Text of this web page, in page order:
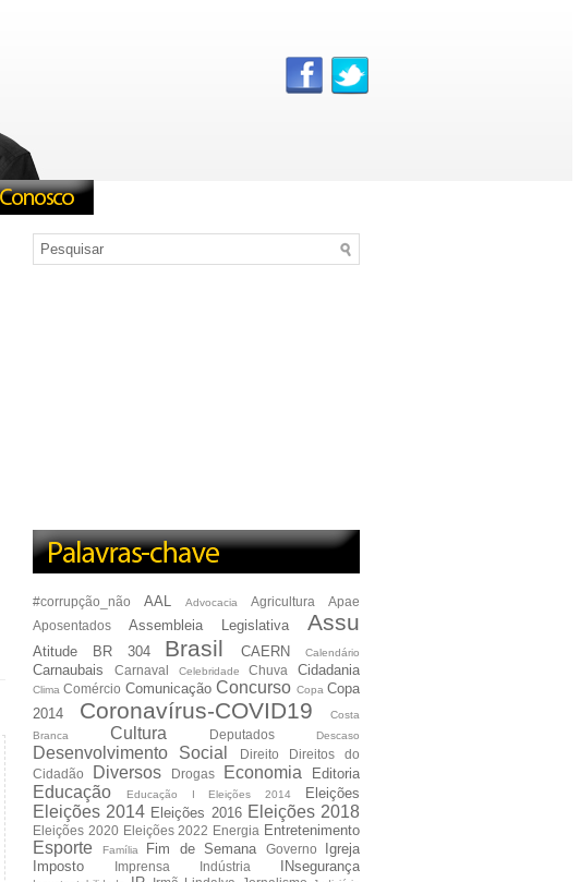
#corrupção_não AAL Advocacia Agricultura
Apae
Aposentados
Assembleia Legislativa Assu
Atitude BR 304 Brasil CAERN Calendário
Carnaubais Carnaval Celebridade Chuva Cidadania
Clima Comércio Comunicação Concurso Copa Copa
2014
Coronavírus-COVID19
Costa
Branca
Cultura Deputados Descaso
Desenvolvimento Social Direito
Direitos do
Cidadão
Diversos Drogas Economia Editoria
Educação Educação I Eleições 2014 Eleições
Eleições 2014 Eleições 2016 Eleições 2018
Eleições 2020 Eleições 2022 Energia Entretenimento
Esporte Família Fim de Semana Governo
Igreja
Imposto
Imprensa Indústria INsegurança